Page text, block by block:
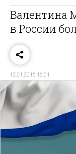
Валентина
в России
12.01.2016 16:01